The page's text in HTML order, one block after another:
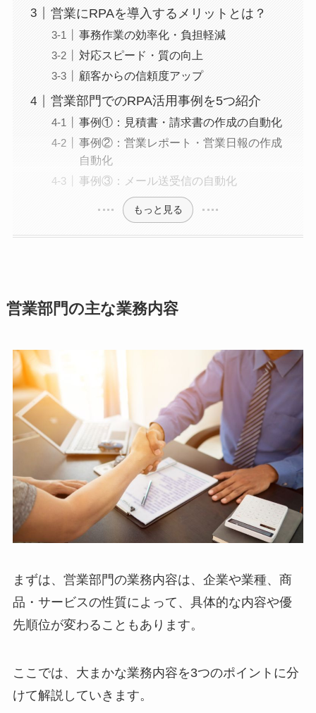
営業にRPAを導入するメリットとは？
事務作業の効率化・負担軽減
対応スピード・質の向上
顧客からの信頼度アップ
営業部門でのRPA活用事例を5つ紹介
事例①：見積書・請求書の作成の自動化
事例②：営業レポート・営業日報の作成
自動化
事例③：メール送受信の自動化
もっと見る
営業部門の主な業務内容
まずは、営業部門の業務内容は、企業や業種、商
品・サービスの性質によって、具体的な内容や優
先順位が変わることもあります。
ここでは、大まかな業務内容を3つのポイントに分
けて解説していきます。